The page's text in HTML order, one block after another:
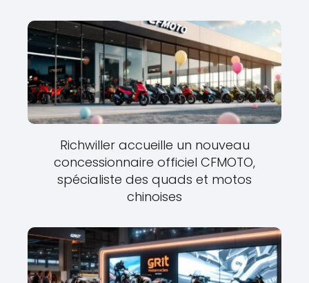
Richwiller accueille un nouveau
concessionnaire officiel CFMOTO,
spécialiste des quads et motos
chinoises